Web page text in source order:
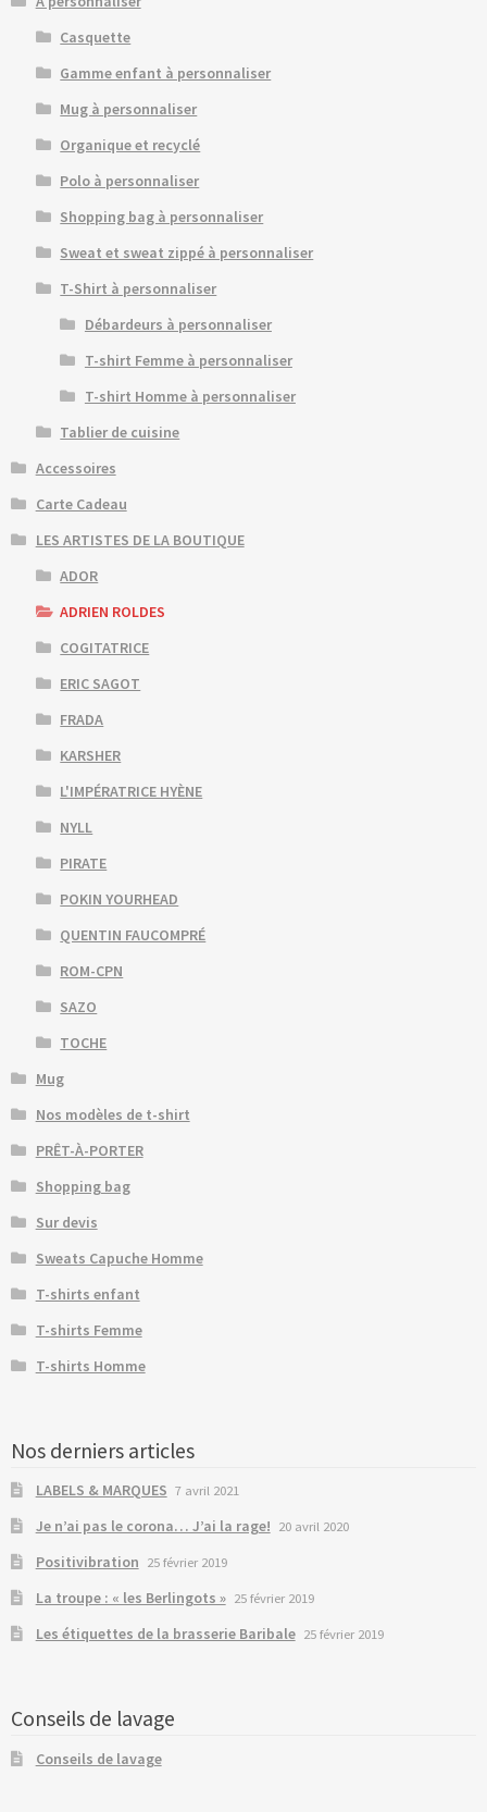
Casquette
Gamme enfant à personnaliser
Mug à personnaliser
Organique et recyclé
Polo à personnaliser
Shopping bag à personnaliser
Sweat et sweat zippé à personnaliser
T-Shirt à personnaliser
Débardeurs à personnaliser
T-shirt Femme à personnaliser
T-shirt Homme à personnaliser
Tablier de cuisine
Accessoires
Carte Cadeau
LES ARTISTES DE LA BOUTIQUE
ADOR
ADRIEN ROLDES
COGITATRICE
ERIC SAGOT
FRADA
KARSHER
L'IMPÉRATRICE HYÈNE
NYLL
PIRATE
POKIN YOURHEAD
QUENTIN FAUCOMPRÉ
ROM-CPN
SAZO
TOCHE
Mug
Nos modèles de t-shirt
PRÊT-À-PORTER
Shopping bag
Sur devis
Sweats Capuche Homme
T-shirts enfant
T-shirts Femme
T-shirts Homme
Nos derniers articles
LABELS & MARQUES 7 avril 2021
Je n’ai pas le corona… J’ai la rage! 20 avril 2020
Positivibration 25 février 2019
La troupe : « les Berlingots » 25 février 2019
Les étiquettes de la brasserie Baribale 25 février 2019
Conseils de lavage
Conseils de lavage